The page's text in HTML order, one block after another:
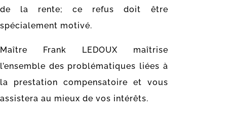
de la rente; ce refus doit être
spécialement motivé.
Maître Frank LEDOUX maîtrise
l’ensemble des problématiques liées à
la prestation compensatoire et vous
assistera au mieux de vos intérêts.